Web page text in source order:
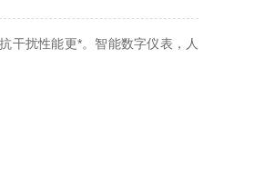
干扰性能更*。智能数字仪表，人